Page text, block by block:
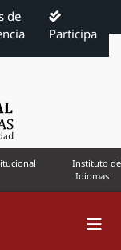
de
Participa
Instituto de
Idiomas